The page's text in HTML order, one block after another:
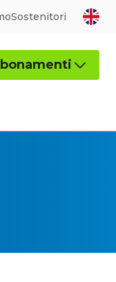
Sostenitori